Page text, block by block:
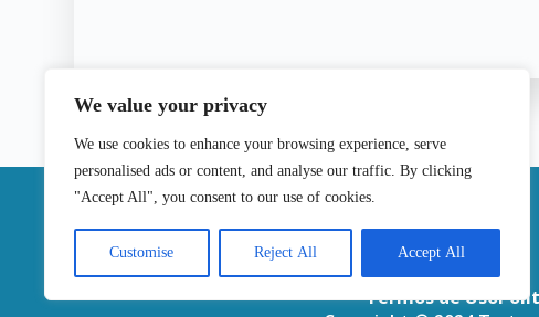
We value your privacy
We use cookies to enhance your browsing experience, serve
personalised ads or content, and analyse our traffic. By clicking
"Accept All", you consent to our use of cookies.
Customise Reject All Accept All
|
Termos de Uso